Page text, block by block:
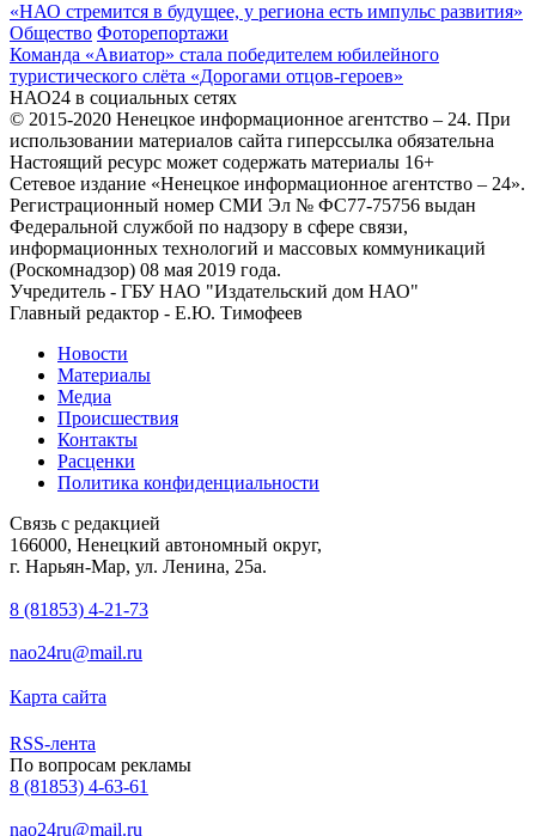
«НАО стремится в будущее, у региона есть импульс развития»
Общество Фоторепортажи
Команда «Авиатор» стала победителем юбилейного
туристического слёта «Дорогами отцов‑героев»
НАО24 в социальных сетях
© 2015-2020 Ненецкое информационное агентство – 24. При
использовании материалов сайта гиперссылка обязательна
Настоящий ресурс может содержать материалы 16+
Сетевое издание «Ненецкое информационное агентство – 24».
Регистрационный номер СМИ Эл № ФС77-75756 выдан
Федеральной службой по надзору в сфере связи,
информационных технологий и массовых коммуникаций
(Роскомнадзор) 08 мая 2019 года.
Учредитель - ГБУ НАО "Издательский дом НАО"
Главный редактор - Е.Ю. Тимофеев
Новости
Материалы
Медиа
Происшествия
Контакты
Расценки
Политика конфиденциальности
Связь с редакцией
166000, Ненецкий автономный округ,
г. Нарьян-Мар, ул. Ленина, 25а.
8 (81853) 4-21-73
nao24ru@mail.ru
Карта сайта
RSS-лента
По вопросам рекламы
8 (81853) 4-63-61
nao24ru@mail.ru